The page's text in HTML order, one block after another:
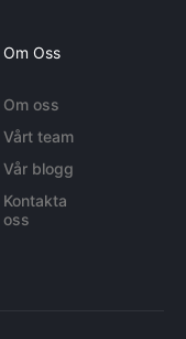
Om Oss
Om oss
Vårt team
Vår blogg
Kontakta
oss